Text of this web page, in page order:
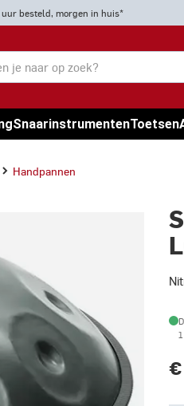
uur besteld, morgen in huis*
SnaarinstrumentenToetsen
Handpannen
€